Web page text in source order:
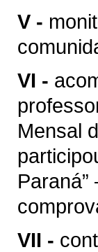
V -
VI -
Mensal
VII -